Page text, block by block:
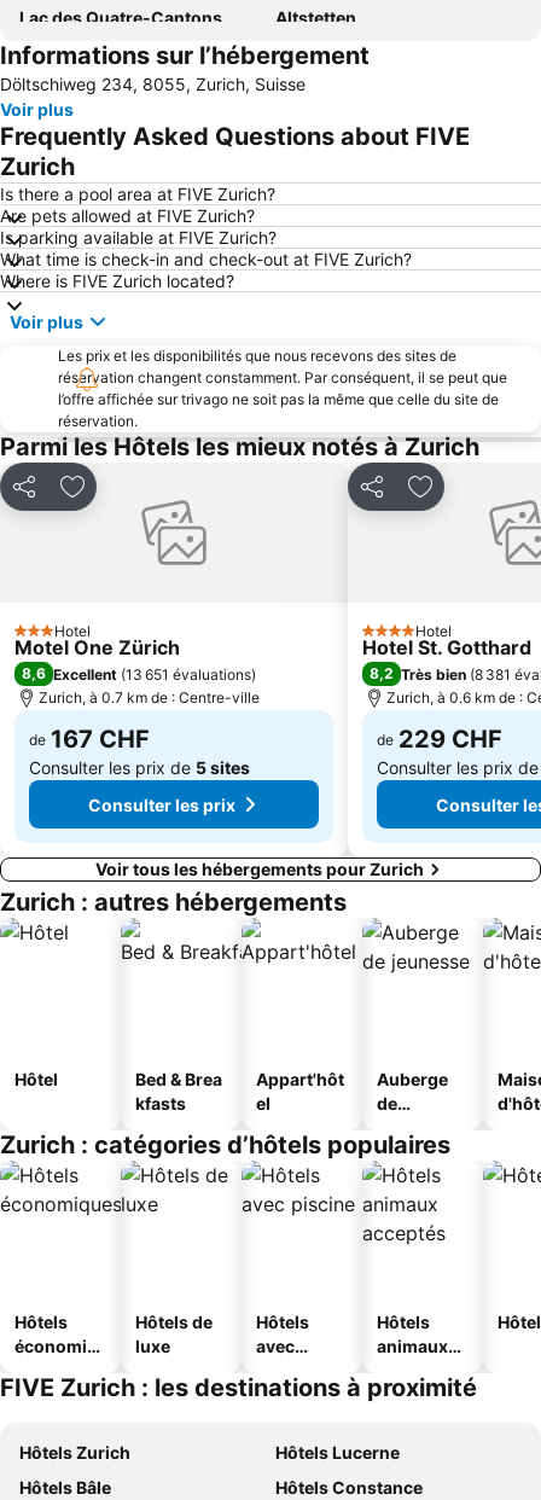
Lac des Quatre-Cantons
Altstetten
Zoo de Zurich
Alpamare
Zugersee
Kartause Ittingen
Sattel-Hochstuckli
Musée Suisse des Transports
Rheinfall
Gare Centrale de Lucerne
Bahnhof Schaffhausen
Natur- und Tierpark Goldau
Nägele
Technorama
Langstrasse
Hirslanden
Wollishofen
Albisrieden
AQUALON Therme
Klewenalp-Stockhütte
Pistes d'Atzmännig
Seefeld
Bahnhofstraße
Bahnhof
Affoltern
Schwamendingen-Mitte
Abbaye Benédictine d'Einsiedeln
Escher-Wyss
MCH Foire de Zurich
Old town of Aarau
Niederdorf und Oberdorf
Witikon
Informations sur l’hébergement
Döltschiweg 234, 8055, Zurich, Suisse
Voir plus
Frequently Asked Questions about FIVE
Zurich
Is there a pool area at FIVE Zurich?
Are pets allowed at FIVE Zurich?
Is parking available at FIVE Zurich?
What time is check-in and check-out at FIVE Zurich?
Where is FIVE Zurich located?
Voir plus
Les prix et les disponibilités que nous recevons des sites de
réservation changent constamment. Par conséquent, il se peut que
l’offre affichée sur trivago ne soit pas la même que celle du site de
réservation.
Parmi les Hôtels les mieux notés à Zurich
PartagerAjouter à mes favoris
3 Étoiles
Hotel
Motel One Zürich
8,6 Excellent (13 651 évaluations)
Zurich, à 0.7 km de : Centre-ville
de 167 CHF
Consulter les prix de 5 sites
Consulter les prix
PartagerAjouter à
4 ÉtoilesHotel
Hotel St. Gotthard
8,2 Très bien (8 381
Zurich, à 0.6 km de :
de 229 CHF
Consulter les prix
Consulter
Voir tous les hébergements pour Zurich
Zurich : autres hébergements
Hôtel
Bed & Brea
kfasts
Appart'hôt
el
Auberge
de
Zurich : catégories d’hôtels populaires
Hôtels
économiq
Hôtels de
luxe
Hôtels
avec
Hôtels
animaux
FIVE Zurich : les destinations à proximité
Hôtels Zurich
Hôtels Lucerne
Hôtels Bâle
Hôtels Constance